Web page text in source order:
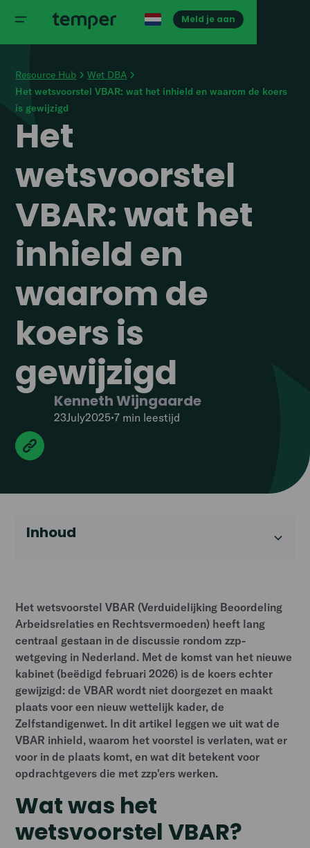
Meld je aan
Resource Hub
Wet DBA
Het wetsvoorstel VBAR: wat het inhield en waarom de koers
is gewijzigd
Het
wetsvoorstel
VBAR: wat het
inhield en
waarom de
koers is
gewijzigd
Kenneth Wijngaarde
23July2025•7 min leestijd
Inhoud
Het wetsvoorstel VBAR (Verduidelijking Beoordeling
Arbeidsrelaties en Rechtsvermoeden) heeft lang
centraal gestaan in de discussie rondom zzp-
wetgeving in Nederland. Met de komst van het nieuwe
kabinet (beëdigd februari 2026) is de koers echter
gewijzigd: de VBAR wordt niet doorgezet en maakt
plaats voor een nieuw wettelijk kader, de
Zelfstandigenwet. In dit artikel leggen we uit wat de
VBAR inhield, waarom het voorstel is verlaten, wat er
voor in de plaats komt, en wat dit betekent voor
opdrachtgevers die met zzp'ers werken.
Wat was het
wetsvoorstel VBAR?